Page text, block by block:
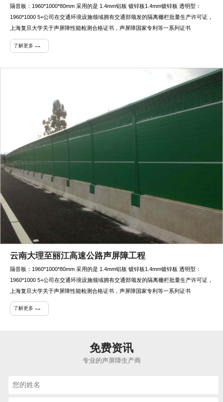
隔音板：1960*1000*80mm 采用的是 1.4mm铝板 镀锌板1.4mm镀锌板 透明型：
1960*1000 5+公司在交通环境设施领域拥有交通部颂发的隔离栅栏批量生产许可证，
上海复旦大学关于声屏障性能检测合格证书，声屏障国家专利等一系列证书
了解更多
云南大理至丽江高速公路声屏障工程
隔音板：1960*1000*80mm 采用的是 1.4mm铝板 镀锌板1.4mm镀锌板 透明型：
1960*1000 5+公司在交通环境设施领域拥有交通部颂发的隔离栅栏批量生产许可证，
上海复旦大学关于声屏障性能检测合格证书，声屏障国家专利等一系列证书
了解更多
免费资讯
专业的声屏障生产商